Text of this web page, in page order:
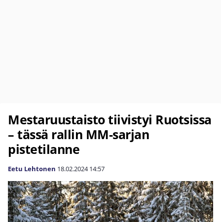
Mestaruustaisto tiivistyi Ruotsissa
– tässä rallin MM-sarjan
pistetilanne
Eetu Lehtonen 18.02.2024 14:57